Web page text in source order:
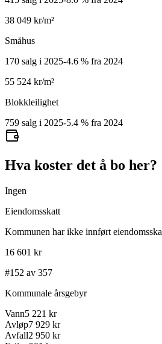
38 049 kr/m²
Småhus
170 salg i 2025-4.6 % fra 2024
55 524 kr/m²
Blokkleilighet
759 salg i 2025-5.4 % fra 2024
Hva koster det å bo her?
Ingen
Eiendomsskatt
Kommunen har ikke innført
16 601 kr
#152 av 357
Kommunale årsgebyr
Vann5 221 kr
Avløp7 929 kr
Avfall2 950 kr